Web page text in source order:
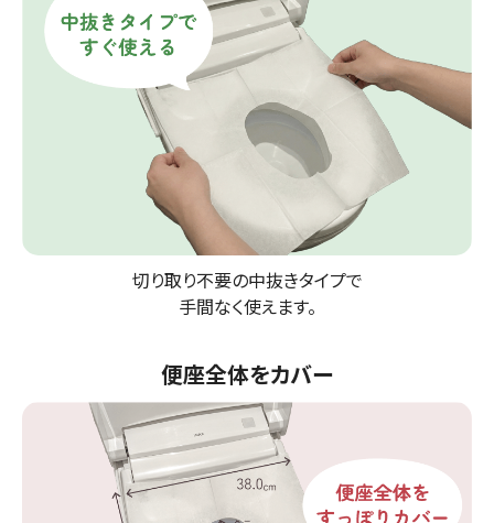
切り取り不要の中抜きタイプで
手間なく使えます。
便座全体をカバー